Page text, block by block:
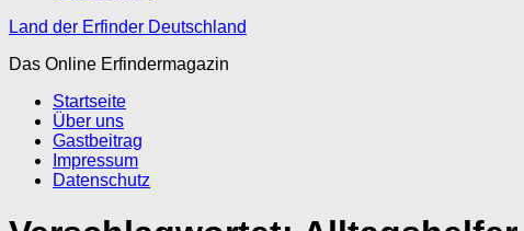
Land der Erfinder Deutschland
Das Online Erfindermagazin
Startseite
Über uns
Gastbeitrag
Impressum
Datenschutz